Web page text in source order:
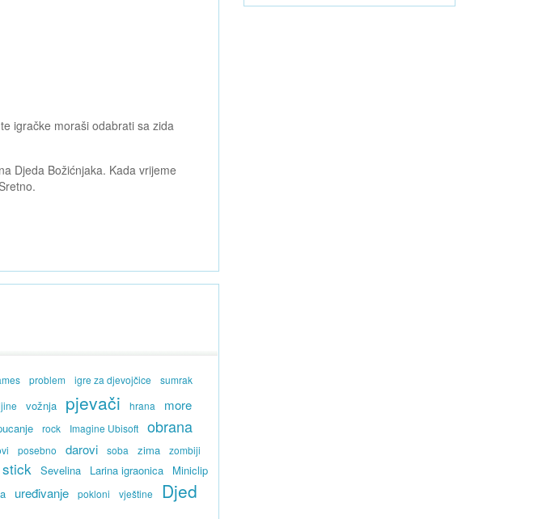
igračke moraši odabrati sa zida
Djeda Božićnjaka. Kada vrijeme
problem igre za djevojčice sumrak
vožnja pjevači hrana more
rock Imagine Ubisoft obrana
posebno darovi soba zima
zombiji
stick Sevelina Larina igraonica Miniclip
uređivanje pokloni vještine
Djed